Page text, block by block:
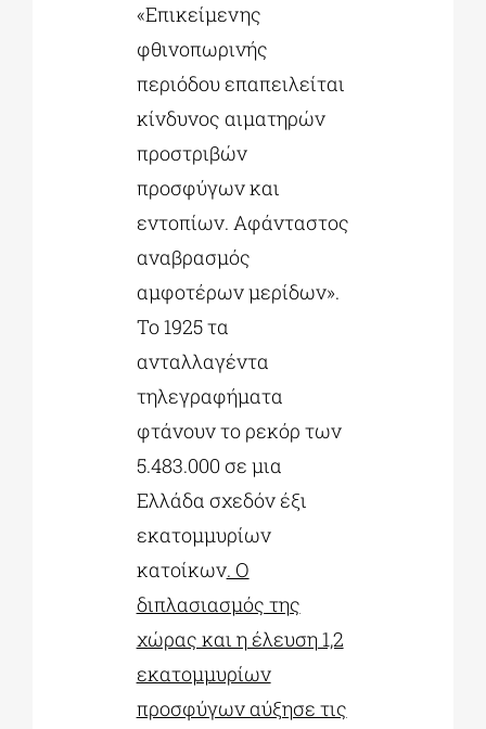
«Επικείμενης
φθινοπωρινής
περιόδου επαπειλείται
κίνδυνος αιματηρών
προστριβών
προσφύγων και
εντοπίων. Αφάνταστος
αναβρασμός
αμφοτέρων μερίδων».
Το 1925 τα
ανταλλαγέντα
τηλεγραφήματα
φτάνουν το ρεκόρ των
5.483.000 σε μια
Ελλάδα σχεδόν έξι
εκατομμυρίων
κατοίκων. Ο
διπλασιασμός της
χώρας και η έλευση 1,2
εκατομμυρίων
προσφύγων αύξησε τις